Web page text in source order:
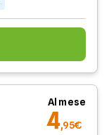
Al mese
4,95€